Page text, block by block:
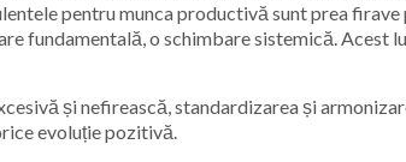
pentru munca productivă sunt prea
fundamentală, o schimbare sistemică. Acest
și nefirească, standardizarea și
evoluție pozitivă.